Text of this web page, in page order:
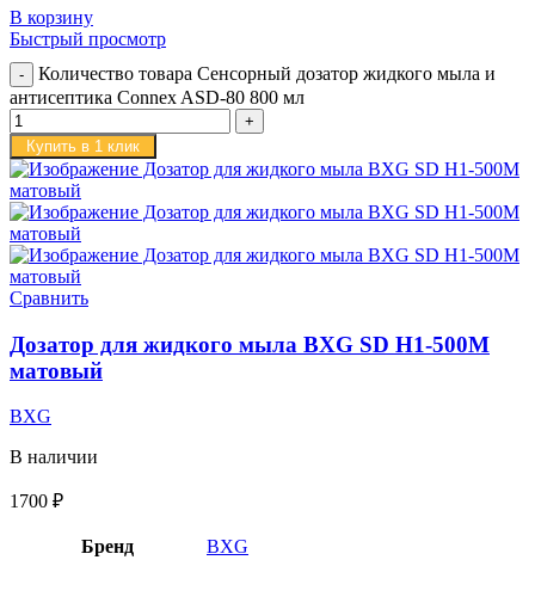
В корзину
Быстрый просмотр
Количество товара Сенсорный дозатор жидкого мыла и
антисептика Connex ASD-80 800 мл
Купить в 1 клик
Сравнить
Дозатор для жидкого мыла BXG SD H1-500M
матовый
BXG
В наличии
1700 ₽
Бренд BXG